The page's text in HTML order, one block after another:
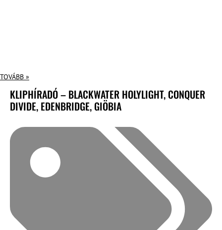
TOVÁBB »
KLIPHÍRADÓ – BLACKWATER HOLYLIGHT, CONQUER
DIVIDE, EDENBRIDGE, GIÖBIA